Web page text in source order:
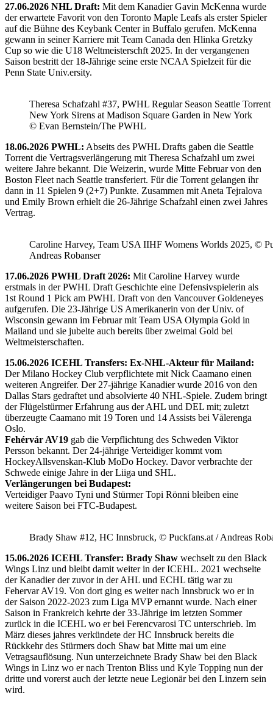
27.06.2026 NHL Draft: Mit dem Kanadier Gavin McKenna wurde
der erwartete Favorit von den Toronto Maple Leafs als erster Spieler
auf die Bühne des Keybank Center in Buffalo gerufen. McKenna
gewann in seiner Karriere mit Team Canada den Hlinka Gretzky
Cup so wie die U18 Weltmeisterschft 2025. In der vergangenen
Saison bestritt der 18-Jährige seine erste NCAA Spielzeit für die
Penn State Univ.ersity.
Theresa Schafzahl #37, PWHL Regular Season Seattle Torrent
New York Sirens at Madison Square Garden in New York
© Evan Bernstein/The PWHL
18.06.2026 PWHL: Abseits des PWHL Drafts gaben die Seattle
Torrent die Vertragsverlängerung mit Theresa Schafzahl um zwei
weitere Jahre bekannt. Die Weizerin, wurde Mitte Februar von den
Boston Fleet nach Seattle transferiert. Für die Torrent gelangen ihr
dann in 11 Spielen 9 (2+7) Punkte. Zusammen mit Aneta Tejralova
und Emily Brown erhielt die 26-Jährige Schafzahl einen zwei Jahres
Vertrag.
Caroline Harvey, Team USA IIHF Womens Worlds 2025, ©
Andreas Robanser
17.06.2026 PWHL Draft 2026: Mit Caroline Harvey wurde
erstmals in der PWHL Draft Geschichte eine Defensivspielerin als
1st Round 1 Pick am PWHL Draft von den Vancouver Goldeneyes
aufgerufen. Die 23-Jährige US Amerikanerin von der Univ. of
Wisconsin gewann im Februar mit Team USA Olympia Gold in
Mailand und sie jubelte auch bereits über zweimal Gold bei
Weltmeisterschaften.
15.06.2026 ICEHL Transfers: Ex-NHL-Akteur für Mailand:
Der Milano Hockey Club verpflichtete mit Nick Caamano einen
weiteren Angreifer. Der 27-jährige Kanadier wurde 2016 von den
Dallas Stars gedraftet und absolvierte 40 NHL-Spiele. Zudem bringt
der Flügelstürmer Erfahrung aus der AHL und DEL mit; zuletzt
überzeugte Caamano mit 19 Toren und 14 Assists bei Vålerenga
Oslo.
Fehérvár AV19 gab die Verpflichtung des Schweden Viktor
Persson bekannt. Der 24-jährige Verteidiger kommt vom
HockeyAllsvenskan-Klub MoDo Hockey. Davor verbrachte der
Schwede einige Jahre in der Liiga und SHL.
Verlängerungen bei Budapest:
Verteidiger Paavo Tyni und Stürmer Topi Rönni bleiben eine
weitere Saison bei FTC-Budapest.
Brady Shaw #12, HC Innsbruck, © Puckfans.at / Andreas
15.06.2026 ICEHL Transfer: Brady Shaw wechselt zu den Black
Wings Linz und bleibt damit weiter in der ICEHL. 2021 wechselte
der Kanadier der zuvor in der AHL und ECHL tätig war zu
Fehervar AV19. Von dort ging es weiter nach Innsbruck wo er in
der Saison 2022-2023 zum Liga MVP ernannt wurde. Nach einer
Saison in Frankreich kehrte der 33-Jährige im letzten Sommer
zurück in die ICEHL wo er bei Ferencvarosi TC unterschrieb. Im
März dieses jahres verkündete der HC Innsbruck bereits die
Rückkehr des Stürmers doch Shaw bat Mitte mai um eine
Vetragsauflösung. Nun unterzeichnete Brady Shaw bei den Black
Wings in Linz wo er nach Trenton Bliss und Kyle Topping nun der
dritte und vorerst auch der letzte neue Legionär bei den Linzern sein
wird.